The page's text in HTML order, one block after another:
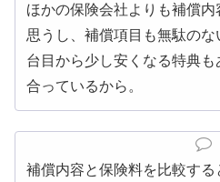
ほかの保険会社よりも補償
思うし、補償項目も無駄の
台目から少し安くなる特典
合っているから。
補償内容と保険料を比較す